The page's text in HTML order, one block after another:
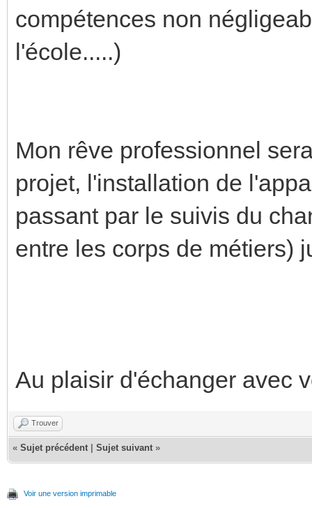
compétences non
l'école.....)
Mon rêve professionnel
projet, l'installation de
passant par le suivis du
entre les corps de métiers)
Au plaisir d'échanger avec
Trouver
« Sujet précédent Sujet suivant »
Voir une version imprimable